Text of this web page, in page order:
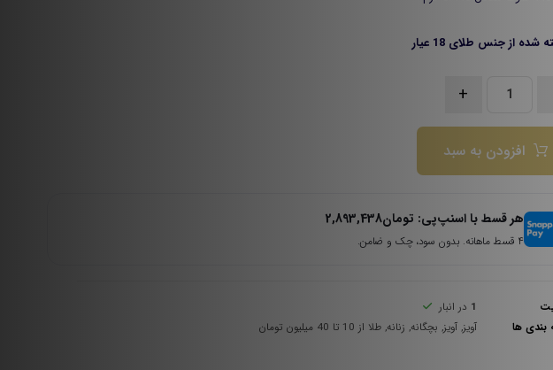
شده از جنس طلای 18 عیار
+
افزودن به سبد
هر قسط با اسنپ‌پی: تومان2,893,438
۴ قسط ماهانه. بدون سود، چک و ضامن.
1 در انبار
بندی ها
آویز,آویز, بچگانه, زنانه,طلا از 10 تا 40 میلیون تومان